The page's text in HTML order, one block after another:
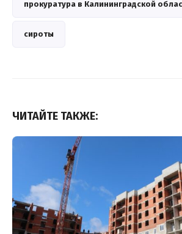
прокуратура в Калининградской
сироты
ЧИТАЙТЕ ТАКЖЕ: